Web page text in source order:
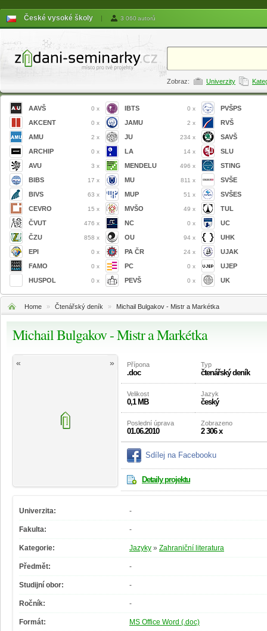
České vysoké školy | 3 060 autorů
Zobraz: Univerzity
AAVŠ 0 x
AKCENT 0 x
AMU 2 x
ARCHIP 0 x
AVU 3 x
BIBS 17 x
BIVS 63 x
CEVRO 15 x
ČVUT 476 x
ČZU 858 x
EPI 0 x
FAMO 0 x
HUSPOL 0 x
IBTS 0 x
JAMU 2 x
JU 234 x
LA 14 x
MENDELU 496 x
MU 811 x
MUP 51 x
MVŠO 49 x
NC 0 x
OU 94 x
PA ČR 24 x
PC 0 x
PEVŠ 0 x
PVŠPS
RVŠ
SAVŠ
SLU
STING
SVŠE
SVŠES
TUL
UC
UHK
UJAK
UJEP
UK
Home » Čtenářský deník » Michail Bulgakov - Mistr a Markétka
Michail Bulgakov - Mistr a Markétka
« » Přípona
.doc
Typ
čtenářský deník
Velikost
0,1 MB
Jazyk
český
Poslední úprava
01.06.2010
Zobrazeno
2 306 x
Sdílej na Facebooku
Detaily projektu
Univerzita: -
Fakulta: -
Kategorie: Jazyky » Zahraniční literatura
Předmět: -
Studijní obor: -
Ročník: -
Formát: MS Office Word (.doc)